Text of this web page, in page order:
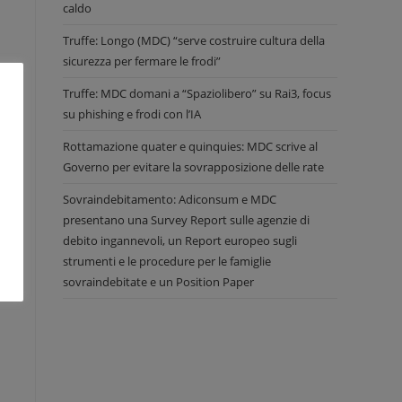
caldo
Truffe: Longo (MDC) “serve costruire cultura della
sicurezza per fermare le frodi”
Truffe: MDC domani a “Spaziolibero” su Rai3, focus
su phishing e frodi con l’IA
Rottamazione quater e quinquies: MDC scrive al
Governo per evitare la sovrapposizione delle rate
Sovraindebitamento: Adiconsum e MDC
presentano una Survey Report sulle agenzie di
debito ingannevoli, un Report europeo sugli
strumenti e le procedure per le famiglie
sovraindebitate e un Position Paper